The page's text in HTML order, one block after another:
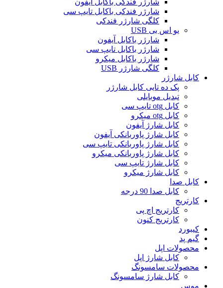
شارژر فندکی باکابل آیفون
شارژر فندکی باکابل تایپ سی
کلگی شارژر فندکی
یو اس بی USB
شارژر باکابل آیفون
شارژر باکابل تایپ سی
شارژر باکابل میکرو
کلگی شارژر USB
کابل شارژر
پک ده تایی کابل شارژر
تبدیل موبایلی
کابل otg تایپ سی
کابل otg میکرو
کابل شارژ آیفون
کابل شارژ پاوربانکی آیفون
کابل شارژ پاوربانکی تایپ سی
کابل شارژ پاوربانکی میکرو
کابل شارژ تایپ سی
کابل شارژ میکرو
کابل صدا
کابل صدا 90 درجه
کارتریج
کارتریج اچ پی
کارتریج کنون
کیبورد
گیم پد
محصولات اپل
کابل شارژ اپل
محصولات سامسونگ
کابل شارژ سامسونگ
موس